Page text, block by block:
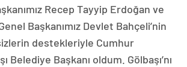
Recep Tayyip Erdoğan ve
Başkanımız Devlet Bahçeli’nin
destekleriyle Cumhur
Belediye Başkanı oldum. Gölbaşı’nı